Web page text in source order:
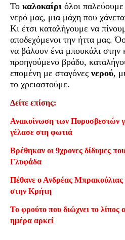
Το καλοκαίρι όλοι
νερό μας, μια μάχη που
Κι έτσι καταλήγουμε να
αποδεχόμενοι την ήττα μας.
να βάλουν ένα μπουκάλι στην
προηγούμενο βράδυ,
επομένη με σταγόνες νερού,
το χρειαστούμε.
Δείτε επίσης:
Ανακοίνωση των Πυροσβεστών
γέλασε στη φωτιά
Βρέθηκαν οι 9χρονες δίδυμες
Γλυφάδα
Πέθανε ο Ανδρέας Μπρακούλιας
στην Κρήτη
Το φρούτο που διώχνει το λίπος
ημέρα αρκεί